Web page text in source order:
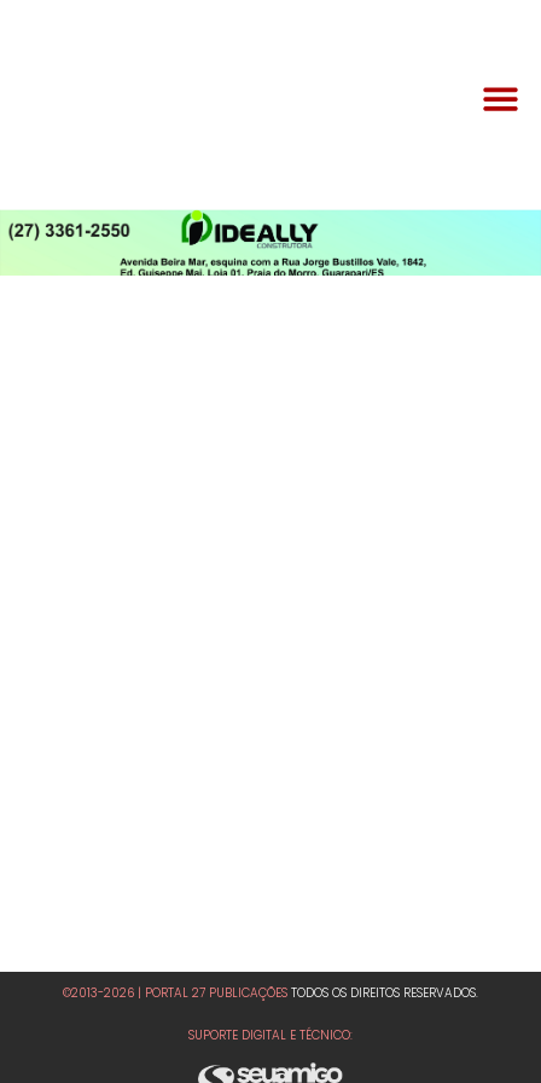
©2013-2026 | PORTAL 27 PUBLICAÇÕES TODOS OS DIREITOS RESERVADOS.
SUPORTE DIGITAL E TÉCNICO: